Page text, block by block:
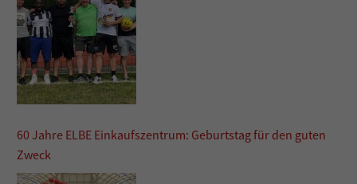
60 Jahre ELBE Einkaufszentrum: Geburtstag für den guten
Zweck